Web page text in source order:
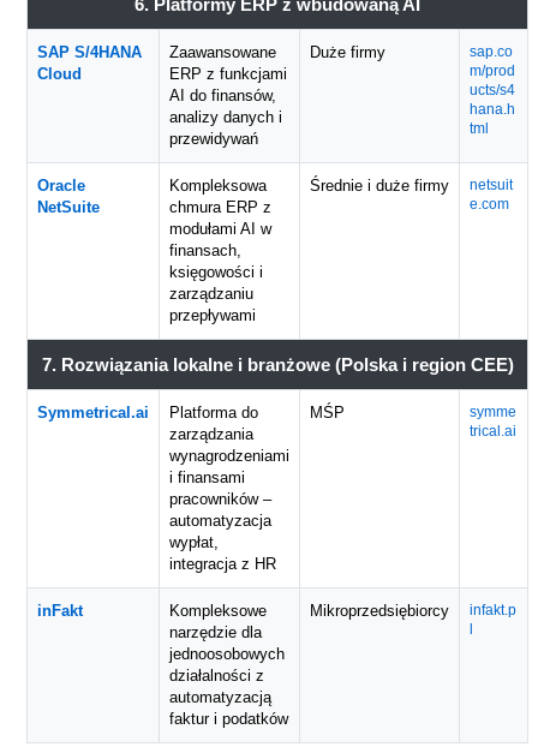
SAP S/4HANA
Cloud
Zaawansowane
ERP z funkcjami
AI do finansów,
analizy danych i
przewidywań
Duże firmy
sap.co
m/prod
ucts/s4
hana.h
tml
Oracle
NetSuite
Kompleksowa
chmura ERP z
modułami AI w
finansach,
księgowości i
zarządzaniu
przepływami
Średnie i duże firmy
netsuit
e.com
7. Rozwiązania lokalne i branżowe (Polska i region CEE)
Symmetrical.ai
Platforma do
zarządzania
wynagrodzeniami
i finansami
pracowników –
automatyzacja
wypłat,
integracja z HR
MŚP
symme
trical.ai
inFakt
Kompleksowe
narzędzie dla
jednoosobowych
działalności z
automatyzacją
faktur i podatków
Mikroprzedsiębiorcy
infakt.p
l